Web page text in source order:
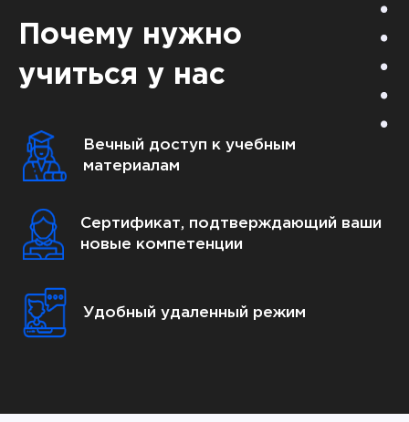
Почему нужно
учиться у нас
Вечный доступ к учебным
материалам
Сертификат, подтверждающий ваши
новые компетенции
Удобный удаленный режим